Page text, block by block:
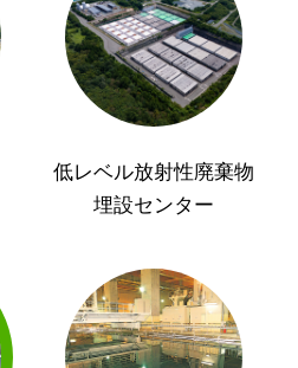
低レベル放射性廃棄物
埋設センター